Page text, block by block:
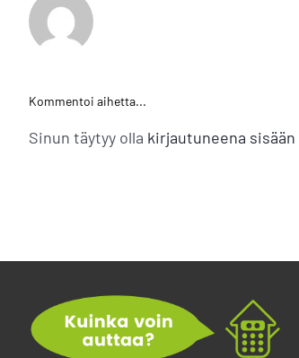
Kommentoi aihetta...
Sinun täytyy olla kirjautuneena sisään